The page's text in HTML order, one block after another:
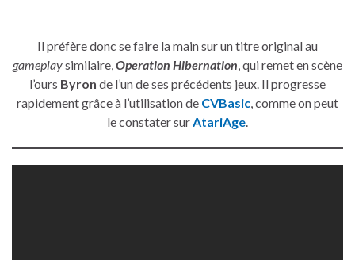
Il préfère donc se faire la main sur un titre original au
gameplaysimilaire, Operation Hibernation , qui remet en scène
l’ours Byron de l’un de ses précédents jeux. Il progresse
rapidement grâce à l’utilisation de CVBasic , comme on peut
le constater sur AtariAge